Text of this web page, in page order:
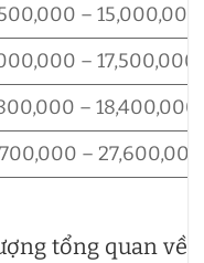
– 15,000,000
– 17,500,000
– 18,400,000
– 27,600,000
tổng quan về